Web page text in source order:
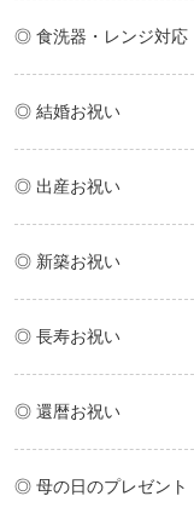
◎ 食洗器・レンジ対応
◎ 結婚お祝い
◎ 出産お祝い
◎ 新築お祝い
◎ 長寿お祝い
◎ 還暦お祝い
◎ 母の日のプレゼント